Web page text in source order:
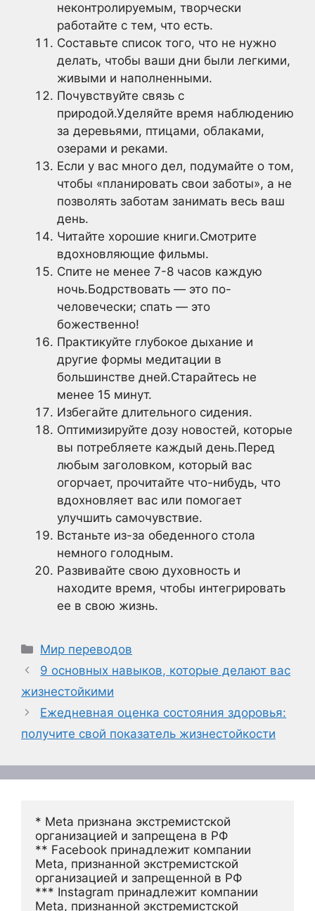
неконтролируемым, творчески
работайте с тем, что есть.
Составьте список того, что не нужно
делать, чтобы ваши дни были легкими,
живыми и наполненными.
Почувствуйте связь с
природой.Уделяйте время наблюдению
за деревьями, птицами, облаками,
озерами и реками.
Если у вас много дел, подумайте о том,
чтобы «планировать свои заботы», а не
позволять заботам занимать весь ваш
день.
Читайте хорошие книги.Смотрите
вдохновляющие фильмы.
Спите не менее 7-8 часов каждую
ночь.Бодрствовать — это по-
человечески; спать — это
божественно!
Практикуйте глубокое дыхание и
другие формы медитации в
большинстве дней.Старайтесь не
менее 15 минут.
Избегайте длительного сидения.
Оптимизируйте дозу новостей, которые
вы потребляете каждый день.Перед
любым заголовком, который вас
огорчает, прочитайте что-нибудь, что
вдохновляет вас или помогает
улучшить самочувствие.
Встаньте из-за обеденного стола
немного голодным.
Развивайте свою духовность и
находите время, чтобы интегрировать
ее в свою жизнь.
Рубрики
Мир переводов
9 основных навыков, которые делают вас
жизнестойкими
Ежедневная оценка состояния здоровья:
получите свой показатель жизнестойкости
* Meta признана экстремистской
организацией и запрещена в РФ
** Facebook принадлежит компании
Meta, признанной экстремистской
организацией и запрещенной в РФ
*** Instagram принадлежит компании
Meta, признанной экстремистской